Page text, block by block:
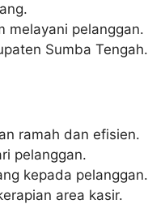
melayani pelanggan.
Sumba Tengah.
ramah dan efisien.
pelanggan.
kepada pelanggan.
area kasir.